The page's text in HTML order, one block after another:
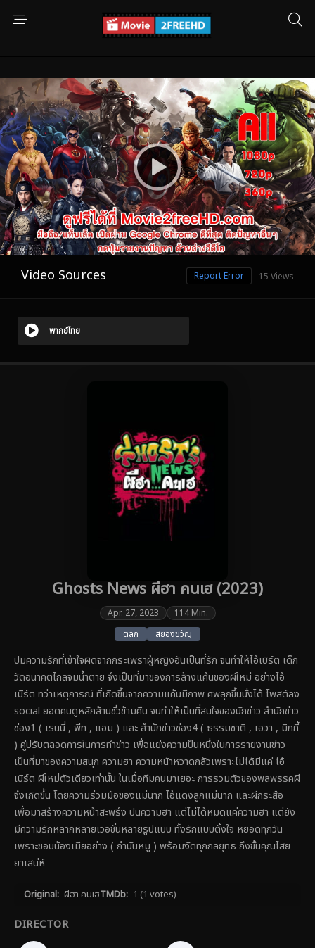
Video Sources 15 Views
Report Error
พากย์ไทย
Ghosts News ผีฮา คนเฮ (2023)
Apr. 27, 2023
114 Min.
ตลก
สยองขวัญ
ปมความรักที่เข้าใจผิดจากกระเพราผู้หญิงอันเป็นที่รัก จนทำให้ไอ้เบิร์ต เด็ก
วัดอนาคตไกลจมน้ำตาย จึงเป็นที่มาของการล้างแค้นของผีใหม่ อย่างไอ้
เบิร์ต ทว่าเหตุการณ์ ที่เกิดขึ้นจากความแค้นมีภาพ ศพลุกขึ้นนั่งได้ โพสต์ลง
social ยอดคนดูหลักล้านชั่วข้ามคืน จนทำให้เป็นที่สนใจของนักข่าว สำนักข่าว
ช่อง1 ( เรนนี่ , พีท , แอม ) และ สำนักข่าวช่อง4 ( ธรรมชาติ , เอวา , มิกกี้
) คู่ปรับตลอดการในการทำข่าว เพื่อแย่งความป็นหนึ่งในการรายงานข่าว
เป็นที่มาของความสนุก ความฮา ความหน้าหวาดกลัวเพราะไม่ได้มีแค่ ไอ้
เบิร์ต ผีใหม่ตัวเดียวเท่านั้น ในเมื่อทีมคนมาเยอะ การรวมตัวของพลพรรคผี
จึงเกิดขึ้น โดยความร่วมมือของแม่นาก ไอ้แดงลูกแม่นาก และผีกระสือ
เพื่อมาสร้างความหน้าสะพรึง ปนความฮา แต่ไม่ได้หมดแค่ความฮา แต่ยัง
มีความรักหลากหลายเวอชั่นหลายรูปแบบ ทั้งรักแบบตั้งใจ หยอดทุกวัน
เพราะชอบน้องเมียอย่าง ( กำนันหมู ) พร้อมงัดทุกกลยุทธ ถึงขั้นคุณไสย
ยาเสน่ห์
Original: ผีฮา คนเฮTMDb: 1 (1 votes)
DIRECTOR